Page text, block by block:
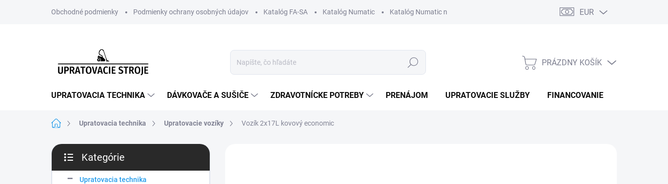
Obchodné podmienky Podmienky ochrany osobných údajov Katalóg FA-SA Katalóg Numatic Katalóg Numatic náhradné diely EUR
Hľadať
NÁKUPNÝ
PRÁZDNY KOŠÍK
UPRATOVACIA TECHNIKA DÁVKOVAČE A SUŠIČE ZDRAVOTNÍCKE POTREBY PRENÁJOM UPRATOVACIE SLUŽBY FINANCOVANIE
DomovUpratovacia technika Upratovacie vozíky Vozík 2x17L kovový economic
B
č
kategórie
Kategórie
Upratovacia technika